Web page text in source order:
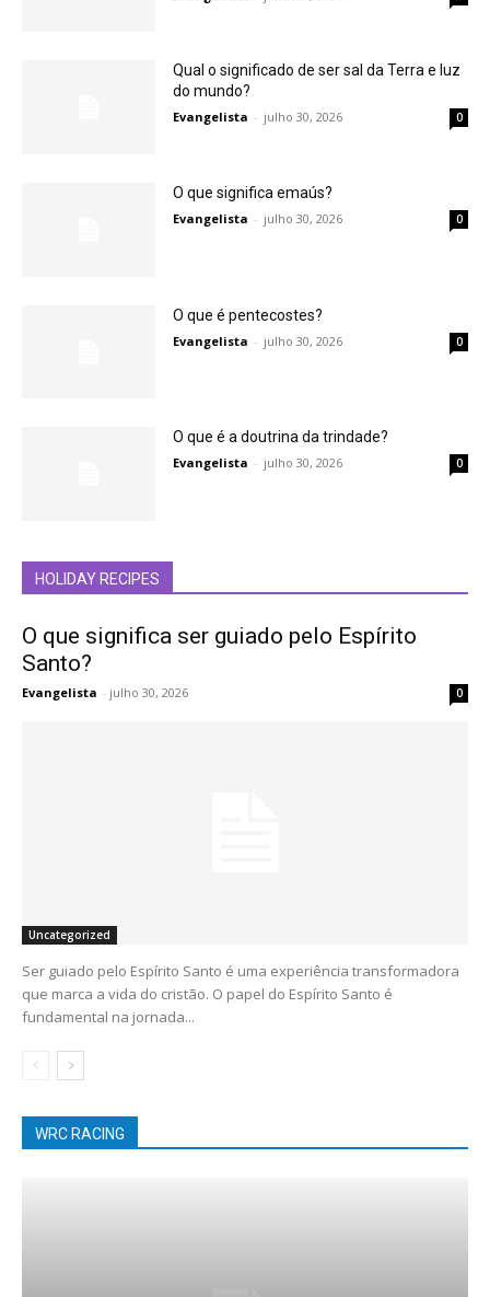
Qual o significado de ser sal da Terra e luz
do mundo?
Evangelista - julho 30, 2026 0
O que significa emaús?
Evangelista - julho 30, 2026 0
O que é pentecostes?
Evangelista - julho 30, 2026 0
O que é a doutrina da trindade?
Evangelista - julho 30, 2026 0
HOLIDAY RECIPES
O que significa ser guiado pelo Espírito
Santo?
Evangelista - julho 30, 2026 0
Uncategorized
Ser guiado pelo Espírito Santo é uma experiência transformadora
que marca a vida do cristão. O papel do Espírito Santo é
fundamental na jornada...
WRC RACING